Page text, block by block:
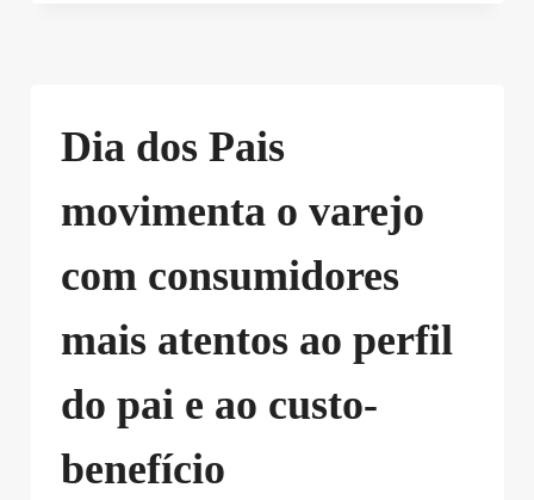
Dia dos Pais
movimenta o varejo
com consumidores
mais atentos ao perfil
do pai e ao custo-
benefício